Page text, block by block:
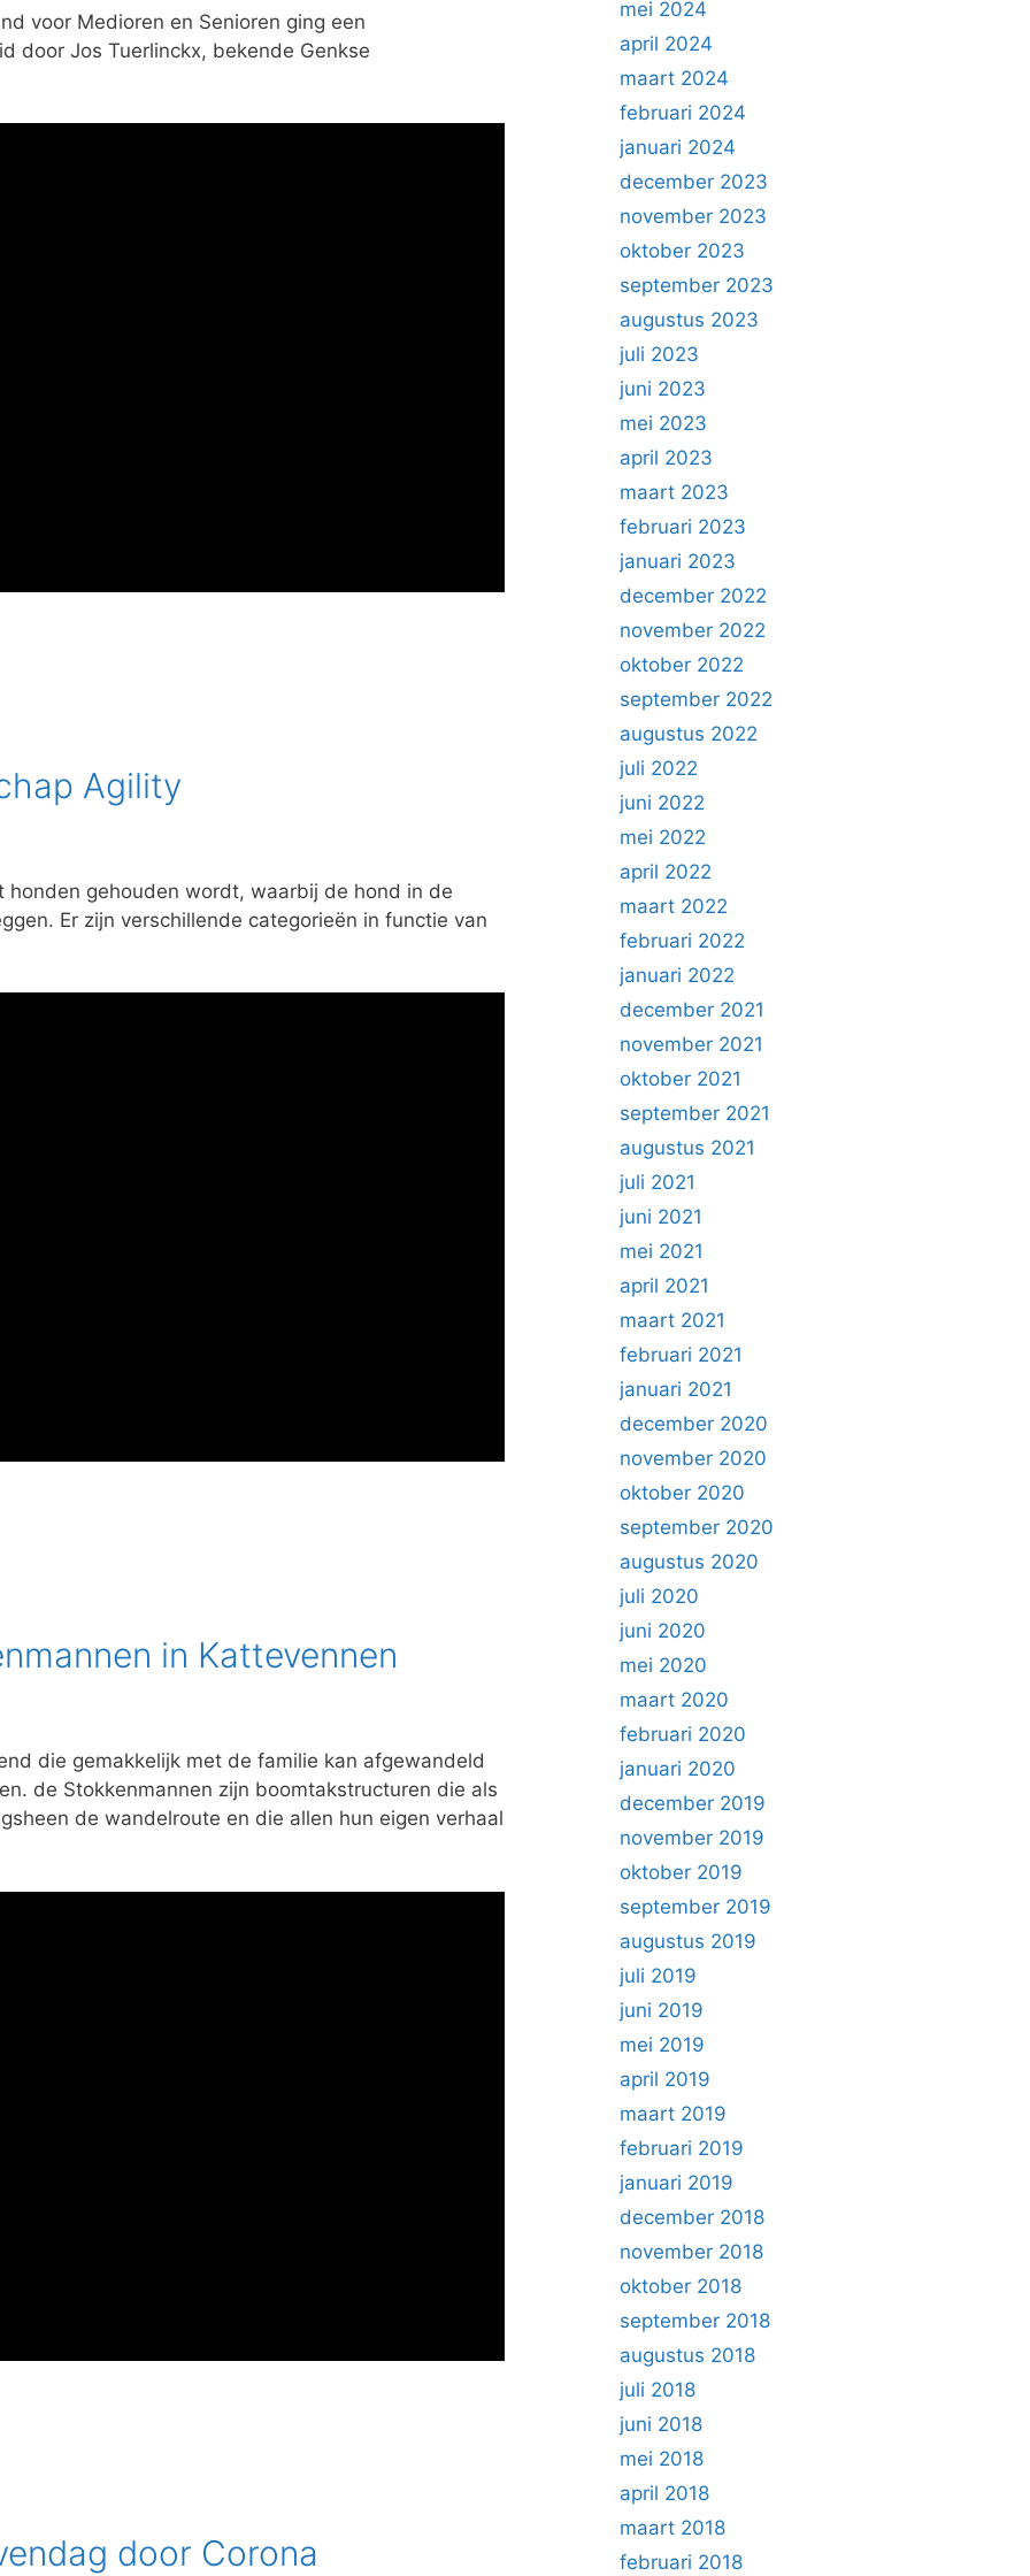
voor Medioren en Senioren ging een
door Jos Tuerlinckx, bekende Genkse
Agility
gehouden wordt, waarbij de hond in de
Er zijn verschillende categorieën in functie van
in Kattevennen
die gemakkelijk met de familie kan afgewandeld
de Stokkenmannen zijn boomtakstructuren die als
de wandelroute en die allen hun eigen verhaal
door Corona
mei 2024
april 2024
maart 2024
februari 2024
januari 2024
december 2023
november 2023
oktober 2023
september 2023
augustus 2023
juli 2023
juni 2023
mei 2023
april 2023
maart 2023
februari 2023
januari 2023
december 2022
november 2022
oktober 2022
september 2022
augustus 2022
juli 2022
juni 2022
mei 2022
april 2022
maart 2022
februari 2022
januari 2022
december 2021
november 2021
oktober 2021
september 2021
augustus 2021
juli 2021
juni 2021
mei 2021
april 2021
maart 2021
februari 2021
januari 2021
december 2020
november 2020
oktober 2020
september 2020
augustus 2020
juli 2020
juni 2020
mei 2020
maart 2020
februari 2020
januari 2020
december 2019
november 2019
oktober 2019
september 2019
augustus 2019
juli 2019
juni 2019
mei 2019
april 2019
maart 2019
februari 2019
januari 2019
december 2018
november 2018
oktober 2018
september 2018
augustus 2018
juli 2018
juni 2018
mei 2018
april 2018
maart 2018
februari 2018